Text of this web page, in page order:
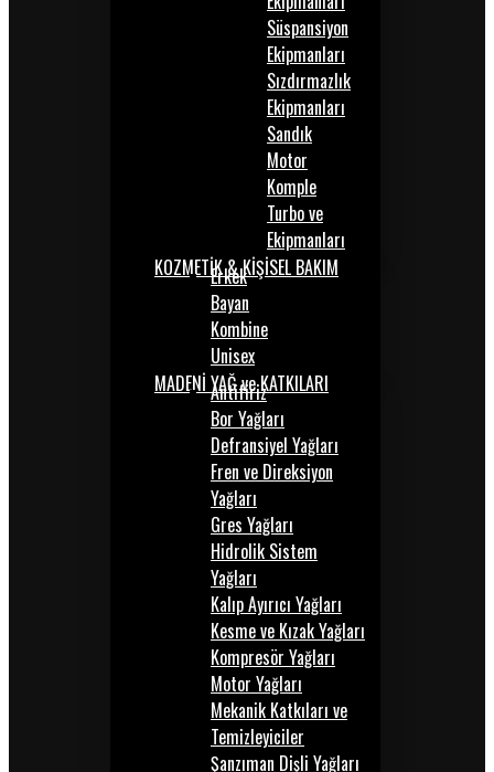
Süspansiyon
Ekipmanları
Sızdırmazlık
Ekipmanları
Sandık
Motor
Komple
Turbo ve
Ekipmanları
KOZMETİK & KİŞİSEL BAKIM
Erkek
Bayan
Kombine
Unisex
MADENİ YAĞ ve KATKILARI
Antifiriz
Bor Yağları
Defransiyel Yağları
Fren ve Direksiyon
Yağları
Gres Yağları
Hidrolik Sistem
Yağları
Kalıp Ayırıcı Yağları
Kesme ve Kızak Yağları
Kompresör Yağları
Motor Yağları
Mekanik Katkıları ve
Temizleyiciler
Şanzıman Dişli Yağları